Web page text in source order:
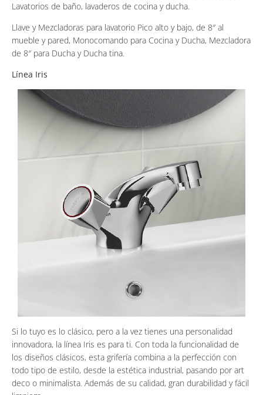
Lavatorios de baño, lavaderos de cocina y ducha.
Llave y Mezcladoras para lavatorio Pico alto y bajo, de 8″ al
mueble y pared, Monocomando para Cocina y Ducha, Mezcladora
de 8″ para Ducha y Ducha tina.
Línea Iris
Si lo tuyo es lo clásico, pero a la vez tienes una personalidad
innovadora, la línea Iris es para ti. Con toda la funcionalidad de
los diseños clásicos, esta grifería combina a la perfección con
todo tipo de estilo, desde la estética industrial, pasando por art
deco o minimalista. Además de su calidad, gran durabilidad y fácil